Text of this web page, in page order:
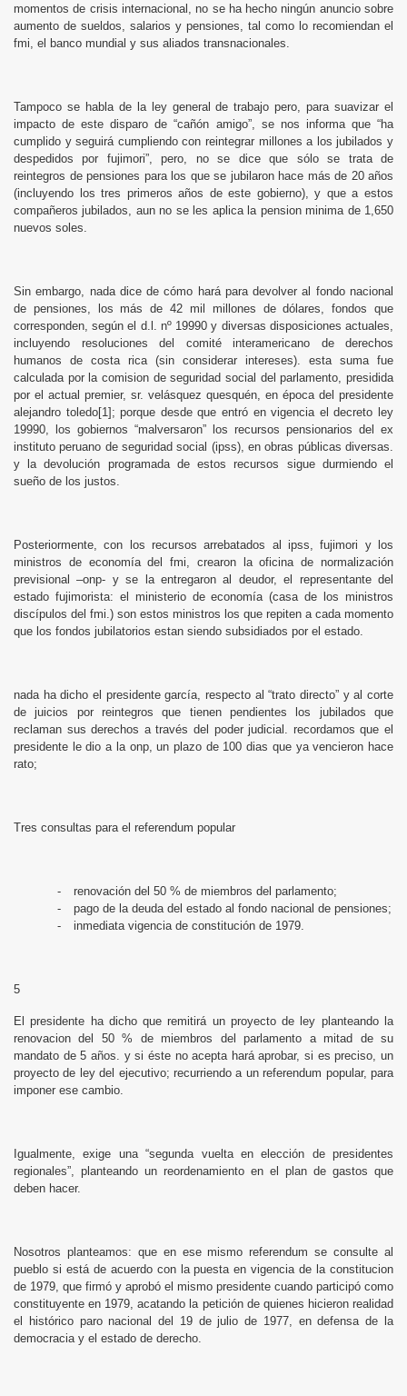
momentos de crisis internacional, no se ha hecho ningún anuncio sobre
aumento de sueldos, salarios y pensiones, tal como lo recomiendan el
fmi, el banco mundial y sus aliados transnacionales.
Tampoco se habla de la ley general de trabajo pero, para suavizar el
impacto de este disparo de “cañón amigo”, se nos informa que “ha
cumplido y seguirá cumpliendo con reintegrar millones a los jubilados y
despedidos por fujimori”, pero, no se dice que sólo se trata de
reintegros de pensiones para los que se jubilaron hace más de 20 años
(incluyendo los tres primeros años de este gobierno), y que a estos
compañeros jubilados, aun no se les aplica la pension minima de 1,650
nuevos soles.
Sin embargo, nada dice de cómo hará para devolver al fondo nacional
de pensiones, los más de 42 mil millones de dólares, fondos que
corresponden, según el d.l. nº 19990 y diversas disposiciones actuales,
incluyendo resoluciones del comité interamericano de derechos
humanos de costa rica (sin considerar intereses). esta suma fue
calculada por la comision de seguridad social del parlamento, presidida
por el actual premier, sr. velásquez quesquén, en época del presidente
alejandro toledo[1] ; porque desde que entró en vigencia el decreto ley
19990, los gobiernos “malversaron” los recursos pensionarios del ex
instituto peruano de seguridad social (ipss), en obras públicas diversas.
y la devolución programada de estos recursos sigue durmiendo el
sueño de los justos.
Posteriormente, con los recursos arrebatados al ipss, fujimori y los
ministros de economía del fmi, crearon la oficina de normalización
previsional –onp- y se la entregaron al deudor, el representante del
estado fujimorista: el ministerio de economía (casa de los ministros
discípulos del fmi.) son estos ministros los que repiten a cada momento
que los fondos jubilatorios estan siendo subsidiados por el estado.
nada ha dicho el presidente garcía, respecto al “trato directo” y al corte
de juicios por reintegros que tienen pendientes los jubilados que
reclaman sus derechos a través del poder judicial. recordamos que el
presidente le dio a la onp, un plazo de 100 dias que ya vencieron hace
rato;
Tres consultas para el referendum popular
-
renovación del 50 % de miembros del parlamento;
-
pago de la deuda del estado al fondo nacional de pensiones;
-
inmediata vigencia de constitución de 1979.
5
El presidente ha dicho que remitirá un proyecto de ley planteando la
renovacion del 50 % de miembros del parlamento a mitad de su
mandato de 5 años. y si éste no acepta hará aprobar, si es preciso, un
proyecto de ley del ejecutivo; recurriendo a un referendum popular, para
imponer ese cambio.
Igualmente, exige una “segunda vuelta en elección de presidentes
regionales”, planteando un reordenamiento en el plan de gastos que
deben hacer.
Nosotros planteamos: que en ese mismo referendum se consulte al
pueblo si está de acuerdo con la puesta en vigencia de la constitucion
de 1979, que firmó y aprobó el mismo presidente cuando participó como
constituyente en 1979, acatando la petición de quienes hicieron realidad
el histórico paro nacional del 19 de julio de 1977, en defensa de la
democracia y el estado de derecho.